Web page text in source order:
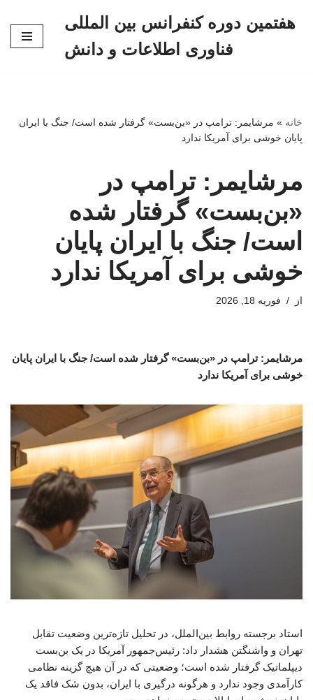
هفتمین دوره کنفرانس بین المللی
فناوری اطلاعات و دانش
خانه » مرشایمر: ترامپ در «بن‌بست» گرفتار شده است/ جنگ با ایران
پایان خوشی برای آمریکا ندارد
مرشایمر: ترامپ در
«بن‌بست» گرفتار شده
است/ جنگ با ایران پایان
خوشی برای آمریکا ندارد
از فوریه 18, 2026
مرشایمر: ترامپ در «بن‌بست» گرفتار شده است/ جنگ با ایران پایان
خوشی برای آمریکا ندارد
استاد برجسته روابط بین‌الملل، در تحلیل تازه‌ترین وضعیت تقابل
تهران و واشنگتن هشدار داد: رئیس‌جمهور آمریکا در یک بن‌بست
دیپلماتیک گرفتار شده است؛ وضعیتی که در آن هیچ گزینه نظامی
کارآمدی وجود ندارد و هرگونه درگیری با ایران، بدون شک فاقد یک